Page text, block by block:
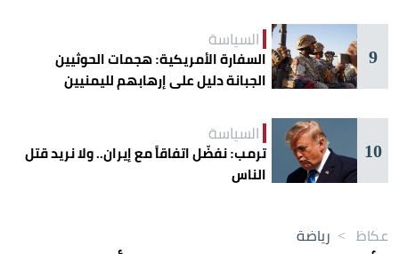
9
السياسة
السفارة الأمريكية: هجمات الحوثيين
الجبانة دليل على إرهابهم لليمنيين
10
السياسة
ترمب: نفضّل اتفاقاً مع إيران.. ولا نريد قتل
الناس
عكاظ > رياضة